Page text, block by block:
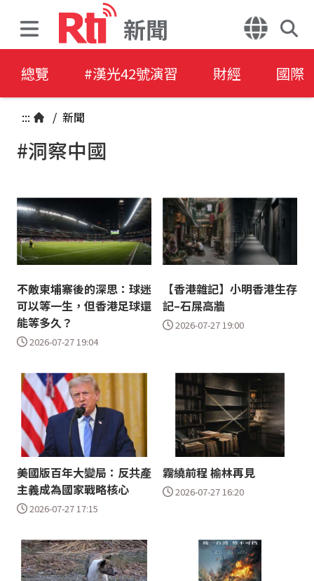
新聞
總覽 #漢光42號演習 財經 國際
::: / 新聞
#洞察中國
不敵柬埔寨後的深思：球迷
可以等一生，但香港足球還
能等多久？
2026-07-27 19:04
【香港雜記】小明香港生存
記–石屎高牆
2026-07-27 19:00
美國版百年大變局：反共產
主義成為國家戰略核心
2026-07-27 17:15
霧繞前程 榆林再見
2026-07-27 16:20